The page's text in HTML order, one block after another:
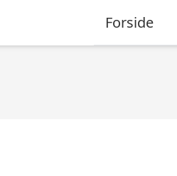
Forside